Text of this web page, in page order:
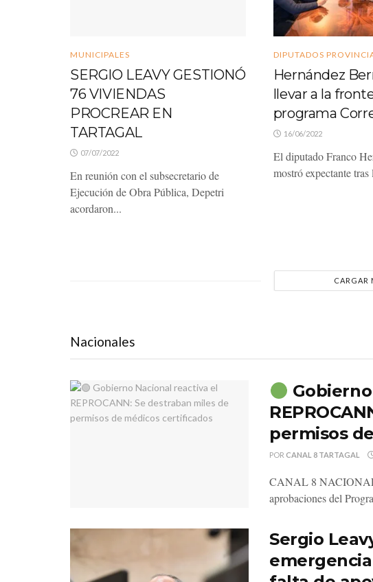
MUNICIPALES
SERGIO LEAVY GESTIONÓ
76 VIVIENDAS
PROCREAR EN
TARTAGAL
07/07/2022
En reunión con el subsecretario de
Ejecución de Obra Pública, Depetri
acordaron...
DIPUTADOS
Hernández
llevar a la
programa
16/06/2022
El diputado Franco
mostró expectante
CARGAR
Nacionales
permisos
POR CANAL 8 TARTAGAL
CANAL 8 NACIONAL
aprobaciones del
Sergio